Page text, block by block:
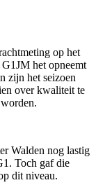
op het
het opneemt
zijn het seizoen
over kwaliteit te
Walden nog lastig
Toch gaf die
dit niveau.